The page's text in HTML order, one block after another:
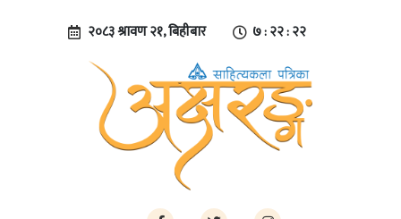
२०८३ श्रावण २१, बिहीबार ७ : २२ : २३